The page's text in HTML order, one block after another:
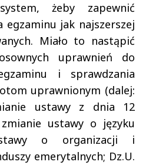
żeby zapewnić
egzaminu jak najszerszej
Miało to nastąpić
uprawnień do
i sprawdzania
uprawnionym (dalej:
ustawy z dnia 12
ustawy o języku
o organizacji i
emerytalnych; Dz.U.